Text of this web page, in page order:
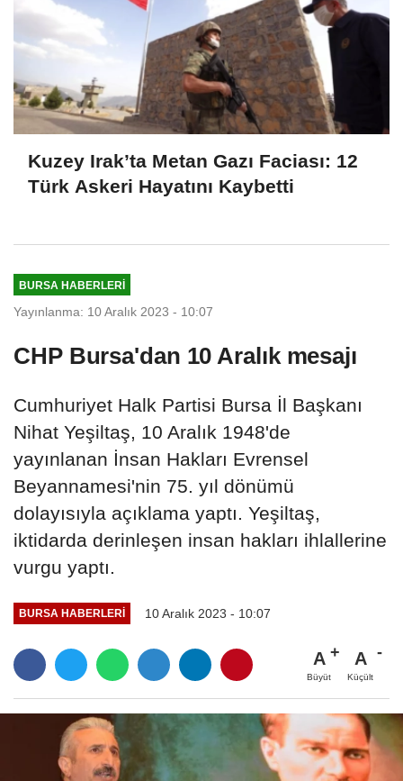
Kuzey Irak’ta Metan Gazı Faciası: 12
Türk Askeri Hayatını Kaybetti
BURSA HABERLERI
Yayınlanma: 10 Aralık 2023 - 10:07
CHP Bursa'dan 10 Aralık mesajı
Cumhuriyet Halk Partisi Bursa İl Başkanı
Nihat Yeşiltaş, 10 Aralık 1948'de
yayınlanan İnsan Hakları Evrensel
Beyannamesi'nin 75. yıl dönümü
dolayısıyla açıklama yaptı. Yeşiltaş,
iktidarda derinleşen insan hakları ihlallerine
vurgu yaptı.
BURSA HABERLERI 10 Aralık 2023 - 10:07
A
Büyüt
A
Küçült